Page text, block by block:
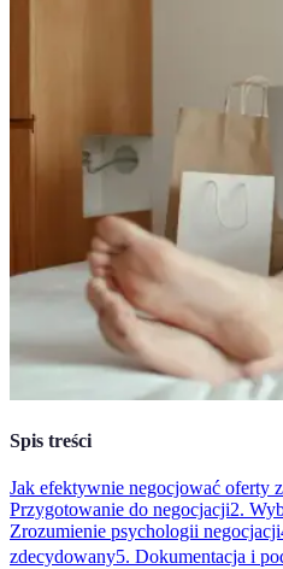
Spis treści
Jak efektywnie negocjować oferty
Przygotowanie do negocjacji2.
Zrozumienie psychologii negocjacji
zdecydowany5. Dokumentacja i